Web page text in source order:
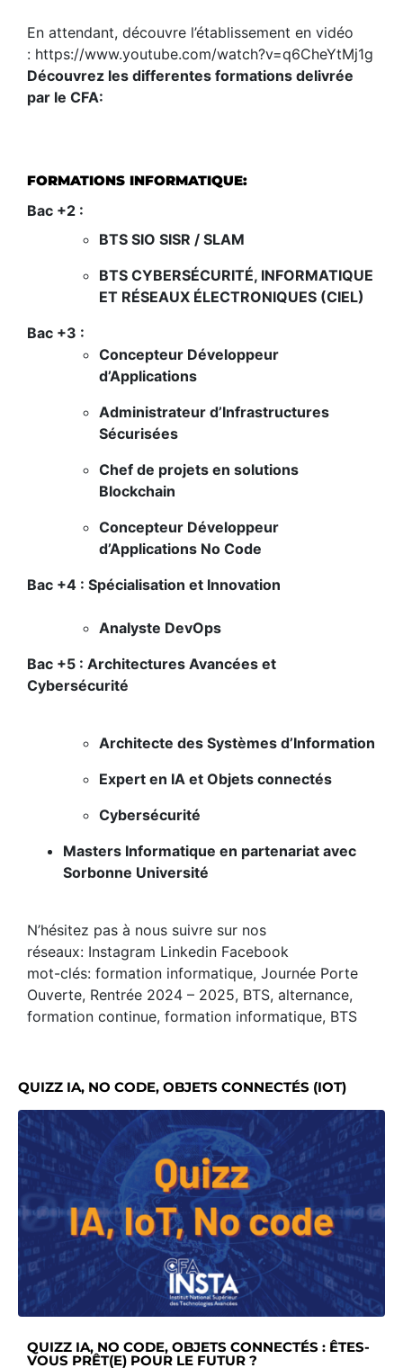
En attendant, découvre l’établissement en vidéo
: https://www.youtube.com/watch?v=q6CheYtMj1g
Découvrez les differentes formations delivrée
par le CFA:
FORMATIONS INFORMATIQUE:
Bac +2 :
BTS SIO SISR / SLAM
BTS CYBERSÉCURITÉ, INFORMATIQUE
ET RÉSEAUX ÉLECTRONIQUES (CIEL)
Bac +3 :
Concepteur Développeur
d’Applications
Administrateur d’Infrastructures
Sécurisées
Chef de projets en solutions
Blockchain
Concepteur Développeur
d’Applications No Code
Bac +4 : Spécialisation et Innovation
Analyste DevOps
Bac +5 : Architectures Avancées et
Cybersécurité
Architecte des Systèmes d’Information
Expert en IA et Objets connectés
Cybersécurité
Masters Informatique en partenariat avec
Sorbonne Université
N’hésitez pas à nous suivre sur nos
réseaux: Instagram Linkedin Facebook
mot-clés: formation informatique, Journée Porte
Ouverte, Rentrée 2024 – 2025, BTS, alternance,
formation continue, formation informatique, BTS
QUIZZ IA, NO CODE, OBJETS CONNECTÉS (IOT)
QUIZZ IA, NO CODE, OBJETS CONNECTÉS : ÊTES-
VOUS PRÊT(E) POUR LE FUTUR ?